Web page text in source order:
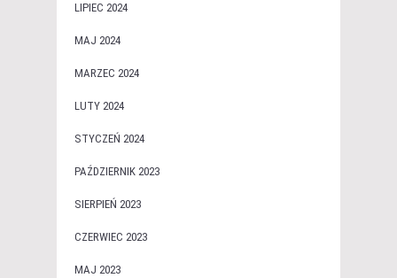
LIPIEC 2024
MAJ 2024
MARZEC 2024
LUTY 2024
STYCZEŃ 2024
PAŹDZIERNIK 2023
SIERPIEŃ 2023
CZERWIEC 2023
MAJ 2023